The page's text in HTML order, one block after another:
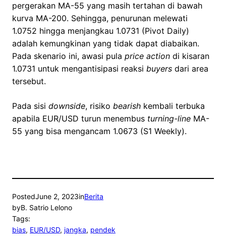
pergerakan MA-55 yang masih tertahan di bawah
kurva MA-200. Sehingga, penurunan melewati
1.0752 hingga menjangkau 1.0731 (Pivot Daily)
adalah kemungkinan yang tidak dapat diabaikan.
Pada skenario ini, awasi pula price action di kisaran
1.0731 untuk mengantisipasi reaksi buyers dari area
tersebut.
Pada sisi downside, risiko bearish kembali terbuka
apabila EUR/USD turun menembus turning-line MA-
55 yang bisa mengancam 1.0673 (S1 Weekly).
PostedJune 2, 2023inBerita
byB. Satrio Lelono
Tags:
bias, EUR/USD, jangka, pendek